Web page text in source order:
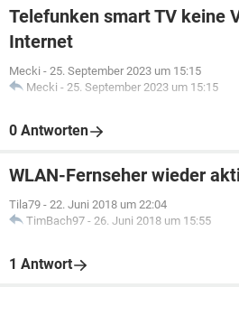
Telefunken smart TV keine
Internet
Mecki - 25. September 2023 um 15:15
Mecki - 25. September 2023 um 15:15
0 Antworten
WLAN-Fernseher wieder
Tila79 - 22. Juni 2018 um 22:04
TimBach97 - 26. Juni 2018 um 15:55
1 Antwort